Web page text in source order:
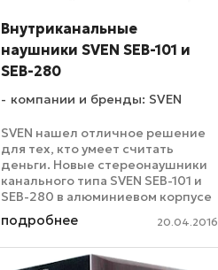
Внутриканальные
наушники SVEN SEB-101 и
SEB-280
компании и бренды: SVEN
SVEN нашел отличное решение
для тех, кто умеет считать
деньги. Новые стереонаушники
канального типа SVEN SEB-101 и
SEB-280 в алюминиевом корпусе
– это доступное качество по
привлекательной цене. SVEN
SEB-101 выполнены в
классическом черном цвете и ...
подробнее 20.04.2016